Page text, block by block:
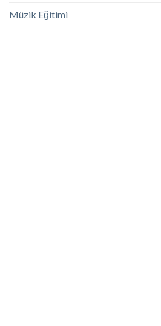
Müzik Eğitimi